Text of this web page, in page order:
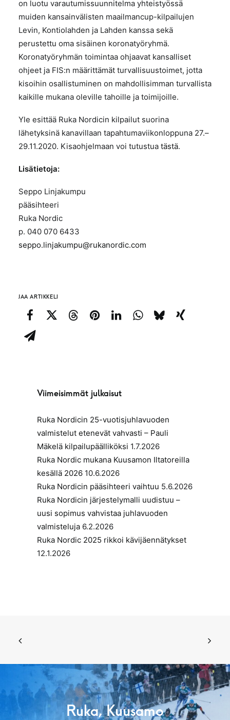
on luotu varautumissuunnitelma yhteistyössä
muiden kansainvälisten maailmancup-kilpailujen
Levin, Kontiolahden ja Lahden kanssa sekä
perustettu oma sisäinen koronatyöryhmä.
Koronatyöryhmän toimintaa ohjaavat kansalliset
ohjeet ja FIS:n määrittämät turvallisuustoimet, jotta
kisoihin osallistuminen on mahdollisimman turvallista
kaikille mukana oleville tahoille ja toimijoille.
Yle esittää Ruka Nordicin kilpailut suorina
lähetyksinä kanavillaan tapahtumaviikonloppuna 27.–
29.11.2020. Kisaohjelmaan voi tutustua tästä.
Lisätietoja:
Seppo Linjakumpu
pääsihteeri
Ruka Nordic
p. 040 070 6433
seppo.linjakumpu@rukanordic.com
JAA ARTIKKELI
Viimeisimmät julkaisut
Ruka Nordicin 25-vuotisjuhlavuoden
valmistelut etenevät vahvasti – Pauli
Mäkelä kilpailupäälliköksi 1.7.2026
Ruka Nordic mukana Kuusamon Iltatoreilla
kesällä 2026 10.6.2026
Ruka Nordicin pääsihteeri vaihtuu 5.6.2026
Ruka Nordicin järjestelymalli uudistuu –
uusi sopimus vahvistaa juhlavuoden
valmisteluja 6.2.2026
Ruka Nordic 2025 rikkoi kävijäennätykset
12.1.2026
Ruka, Kuusamo